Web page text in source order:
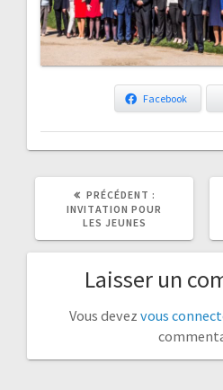
Facebook
PRÉCÉDENT :
ARTICLE
PRÉCÉDENT
INVITATION POUR
LES JEUNES
ARTICLE
Laisser un
Vous devez vous